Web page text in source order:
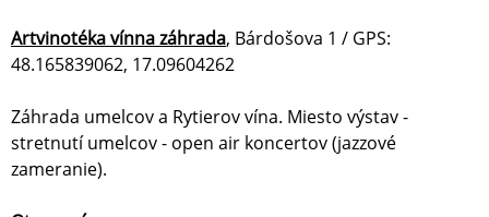
Artvinotéka vínna záhrada, Bárdošova 1 / GPS:
48.165839062, 17.09604262
Záhrada umelcov a Rytierov vína. Miesto výstav -
stretnutí umelcov - open air koncertov (jazzové
zameranie).